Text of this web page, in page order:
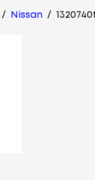
/ Nissan /